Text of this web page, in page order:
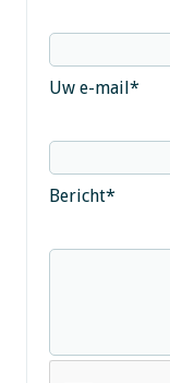
Uw e-mail*
Bericht*